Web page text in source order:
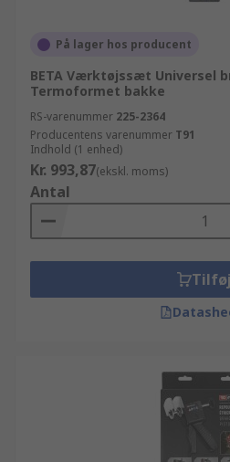
På lager hos producent
BETA Værktøjssæt Universel
Termoformet bakke
RS-varenummer 225-2364
Producentens varenummer T91
Indhold (1 enhed)
Kr. 993,87(ekskl. moms)
Antal
Tilføj